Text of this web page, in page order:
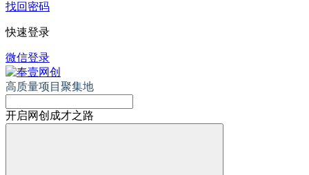
找回密码
快速登录
微信登录
高质量项目聚集地
开启网创成才之路